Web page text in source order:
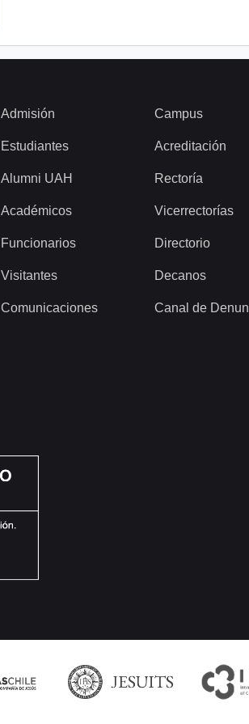
Admisión
Estudiantes
Alumni UAH
Académicos
Funcionarios
Visitantes
Comunicaciones
Campus
Acreditación
Rectoría
Vicerrectorías
Directorio
Decanos
Canal de